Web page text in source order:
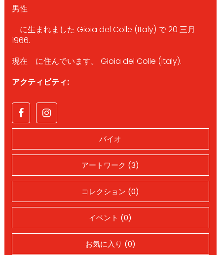
男性
に生まれました Gioia del Colle (Italy) で 20 三月
1966.
現在 に住んでいます。 Gioia del Colle (Italy).
アクティビティ:
バイオ
アートワーク (3)
コレクション (0)
イベント (0)
お気に入り (0)